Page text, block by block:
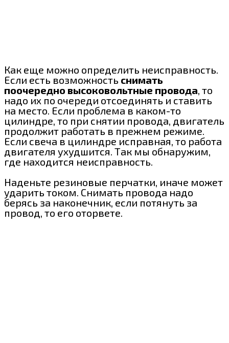
Как еще можно определить неисправность.
Если есть возможность снимать
поочередно высоковольтные провода, то
надо их по очереди отсоединять и ставить
на место. Если проблема в каком-то
цилиндре, то при снятии провода, двигатель
продолжит работать в прежнем режиме.
Если свеча в цилиндре исправная, то работа
двигателя ухудшится. Так мы обнаружим,
где находится неисправность.
Наденьте резиновые перчатки, иначе может
ударить током. Снимать провода надо
берясь за наконечник, если потянуть за
провод, то его оторвете.